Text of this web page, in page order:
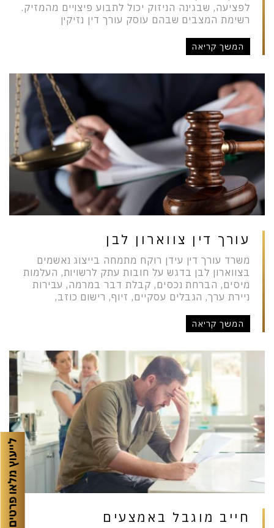
לייעוץ מלאו פרטים
לפציעה, שבגינה הניזוק יכול לתבוע פיצויים מהמזיק.
רשימת המצבים שבהם עוסק עורך דין נזיקין
המשך קריאה
עורך דין צווארון לבן
משרד עורך דין עידן רוקח מתמחה בייצוג נאשמים
בצווארון לבן בדגש על חובות עתק לרשויות, העלמות
מיסים, הברחת נכסים, קבלת דבר במרמה, עבירות
ניירת ערך, הגבלים עסקיים, זיוף, רישום כוזב,
המשך קריאה
חייב מוגבל באמצעים